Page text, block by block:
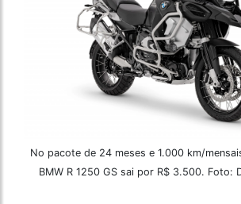
No pacote de 24 meses e 1.000 km/
BMW R 1250 GS sai por R$ 3.500. Foto: